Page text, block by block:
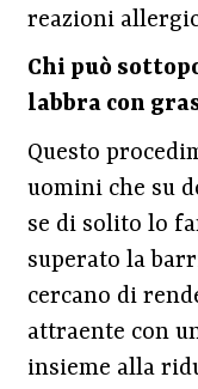
reazioni
Chi può
labbra con
Questo
uomini che su
se di solito lo
superato la
cercano di
attraente con
insieme alla